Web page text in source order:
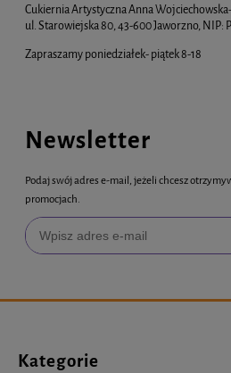
Cukiernia Artystyczna Anna
ul. Starowiejska 80, 43-600 Jaworzno, NIP:
Zapraszamy poniedziałek- piątek 8-18
Newsletter
Podaj swój adres e-mail, jeżeli chcesz
promocjach.
Kategorie